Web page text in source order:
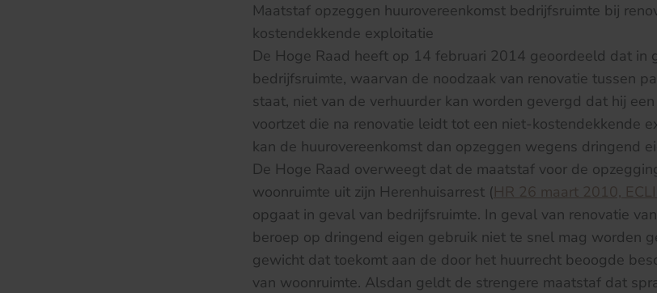
Maatstaf opzeggen huurovereenkomst bedrijfsruimte bij
kostendekkende exploitatie
De Hoge Raad heeft op 14 februari 2014 geoordeeld dat in
bedrijfsruimte, waarvan de noodzaak van renovatie tussen
staat, niet van de verhuurder kan worden gevergd dat hij
voortzet die na renovatie leidt tot een niet-kostendekkende
kan de huurovereenkomst dan opzeggen wegens dringend
De Hoge Raad overweegt dat de maatstaf voor de
woonruimte uit zijn Herenhuisarrest (HR 26 maart 2010,
opgaat in geval van bedrijfsruimte. In geval van renovatie
beroep op dringend eigen gebruik niet te snel mag worden
gewicht dat toekomt aan de door het huurrecht beoogde
van woonruimte. Alsdan geldt de strengere maatstaf dat